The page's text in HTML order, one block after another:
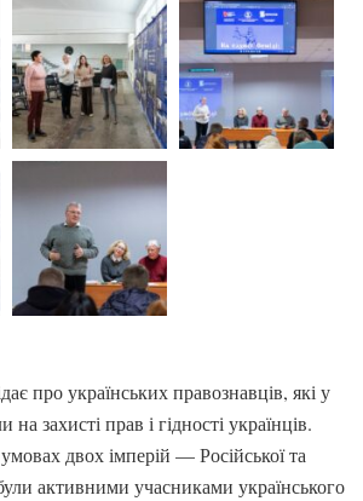
про українських правознавців, які у
на захисті прав і гідності українців.
двох імперій — Російської та
активними учасниками українського